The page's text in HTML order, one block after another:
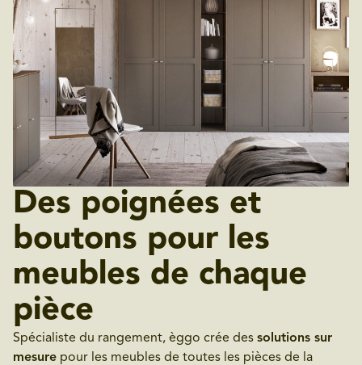
Des poignées et
boutons pour les
meubles de chaque
pièce
Spécialiste du rangement, èggo crée des solutions sur
mesure pour les meubles de toutes les pièces de la